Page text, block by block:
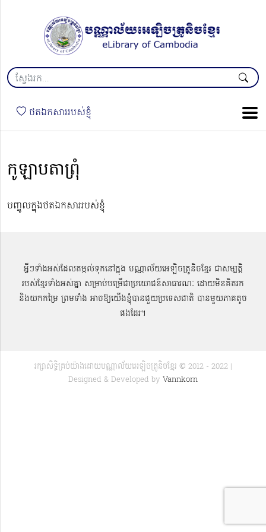
ថតឯកសាររបស់ខ្ញុំ
កូឡាបតាព្រុំ
បញ្ចូលក្នុងថតឯកសាររបស់ខ្ញុំ
អ្វីៗទាំងអស់ដែលតម្កល់ទុកនៅក្នុង បណ្ណាល័យអេឡិចត្រូនិចខ្មែរ ជាសម្បតិ្ត
របស់ខ្មែរទាំងអស់គ្នា សម្រាប់បម្រើជាប្រយោជន៍សាធារណៈ ដោយមិនគិតរក
និងយកកម្រៃ ព្រមទាំង អាចឱ្យយើងខ្ញុំបានជួយប្រទេសជាតិ បានមួយភាគតូច
ផងដែរ។
រក្សាសិទ្ធិគ្រប់យ៉ាងដោយបណ្ណាល័យអេឡិចត្រូនិចខ្មែរ © 2012 - 2022 |
Designed & Developed by Vannkorn